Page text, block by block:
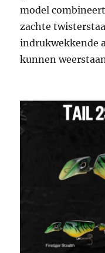
model
zachte
indrukwekkende
kunnen